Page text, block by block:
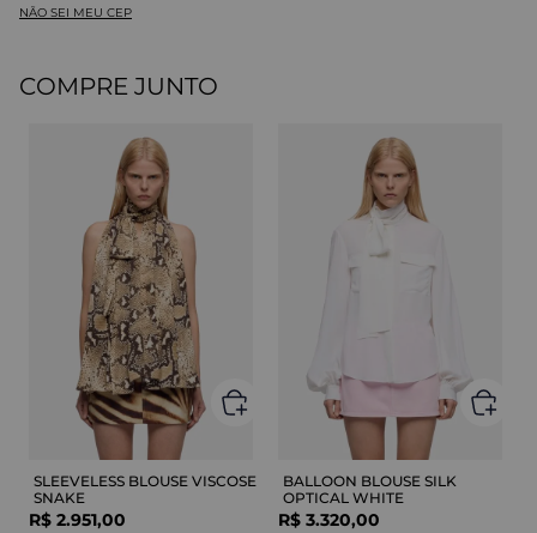
NÃO SEI MEU CEP
COMPRE JUNTO
SLEEVELESS BLOUSE VISCOSE
SNAKE
R$ 2.951,00
BALLOON BLOUSE SILK
OPTICAL WHITE
R$ 3.320,00